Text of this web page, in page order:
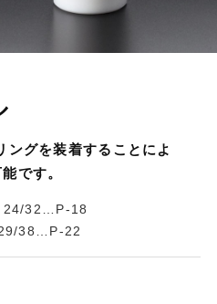
ングを装着することによ
です。
24/32…P-18
22